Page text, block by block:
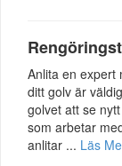
Anlita en expert
ditt golv är
golvet att se
som arbetar
anlitar ... Läs